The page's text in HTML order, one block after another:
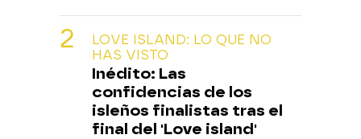
LOVE ISLAND: LO QUE NO
HAS VISTO
Inédito: Las
confidencias de los
isleños finalistas tras el
final del 'Love island'